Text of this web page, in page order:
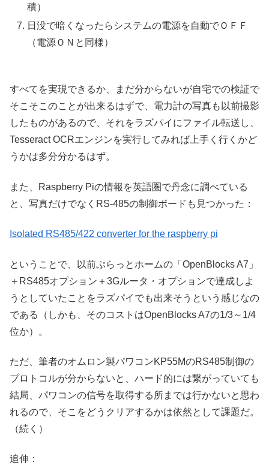
積）
日没で暗くなったらシステムの電源を自動でＯＦＦ
（電源ＯＮと同様）
すべてを実現できるか、まだ分からないが自宅での検証で
そこそこのことが出来るはずで、電力計の写真も以前撮影
したものがあるので、それをラズパイにファイル転送し、
Tesseract OCRエンジンを実行してみれば上手く行くかど
うかは多分分かるはず。
また、Raspberry Piの情報を英語圏で丹念に調べている
と、写真だけでなくRS-485の制御ボードも見つかった：
Isolated RS485/422 converter for the raspberry pi
ということで、以前ぷらっとホームの「OpenBlocks A7」
＋RS485オプション＋3Gルータ・オプションで達成しよ
うとしていたことをラズパイでも出来そうという感じなの
である（しかも、そのコストはOpenBlocks A7の1/3～1/4
位か）。
ただ、筆者のオムロン製パワコンKP55MのRS485制御の
プロトコルが分からないと、ハード的には繋がっていても
結局、パワコンの信号を取得する所までは行かないと思わ
れるので、そこをどうクリアするかは依然として課題だ。
（続く）
追伸：